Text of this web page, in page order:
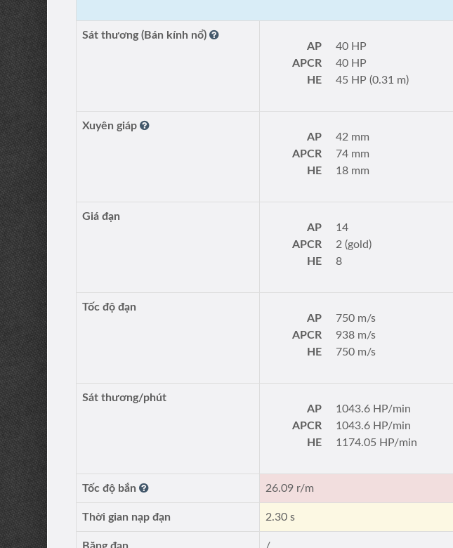
Sát thương (Bán kính nổ)
AP
40 HP
APCR
40 HP
HE
45 HP (0.31 m)
Xuyên giáp
AP
42 mm
APCR
74 mm
HE
18 mm
Giá đạn
AP
14
APCR
2 (gold)
HE
8
Tốc độ đạn
AP
750 m/s
APCR
938 m/s
HE
750 m/s
Sát thương/phút
AP
1043.6 HP/min
APCR
1043.6 HP/min
HE
1174.05 HP/min
Tốc độ bắn 26.09 r/m
Thời gian nạp đạn 2.30 s